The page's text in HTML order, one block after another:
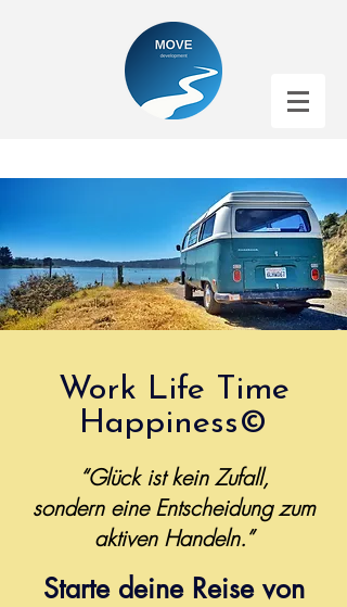
Work Life Time
Happiness©️
“Glück ist kein Zufall,
sondern eine Entscheidung zum
aktiven Handeln.”
Starte deine Reise von